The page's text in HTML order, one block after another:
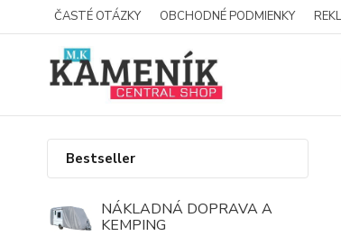
ČASTÉ OTÁZKY OBCHODNÉ PODMIENKY
Bestseller
NÁKLADNÁ DOPRAVA A
KEMPING